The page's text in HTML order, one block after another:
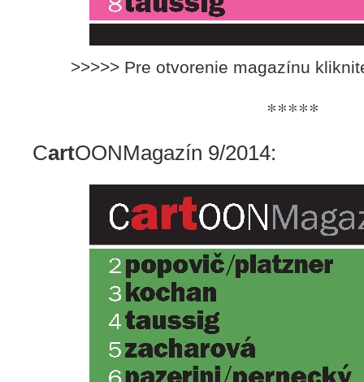
>>>>> Pre otvorenie magazínu
*****
CartOONMagazín 9/2014: